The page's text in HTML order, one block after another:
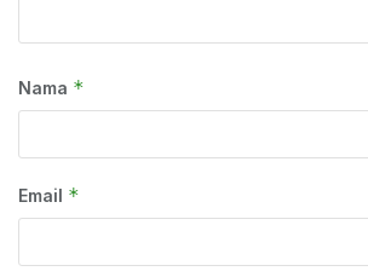
Nama *
Email *